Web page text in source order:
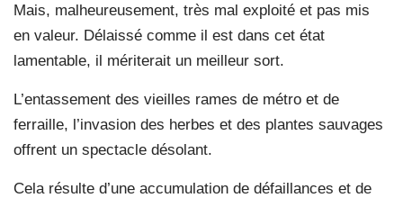
Mais, malheureusement, très mal exploité et pas mis
en valeur. Délaissé comme il est dans cet état
lamentable, il mériterait un meilleur sort.
L’entassement des vieilles rames de métro et de
ferraille, l’invasion des herbes et des plantes sauvages
offrent un spectacle désolant.
Cela résulte d’une accumulation de défaillances et de